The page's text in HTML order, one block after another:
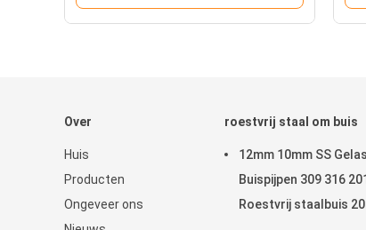
Over
Huis
Producten
Ongeveer ons
roestvrij staal om buis
12mm 10mm SS
Buispijpen 309 316 201
Roestvrij staalbuis